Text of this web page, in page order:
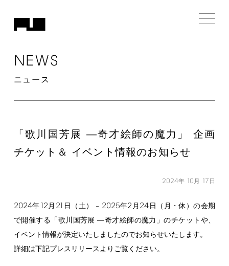
NEWS
ニュース
「歌川国芳展 ―奇才絵師の魔力」 企画
チケット＆ イベント情報のお知らせ
2024年 10 月 17 日
2024年12月 21 日（土） – 2025年2月 24 日（月・休）の会期
で開催する「歌川国芳展 ―奇才絵師の魔力」のチケットや、
イベント情報が決定いたしましたのでお知らせいたします。
詳細は下記プレスリリースよりご覧ください。